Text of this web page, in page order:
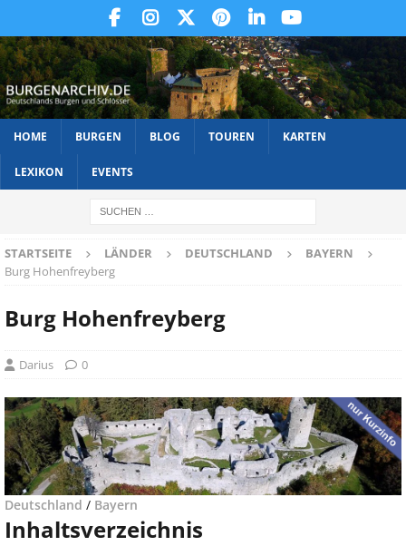
HOME BURGEN BLOG TOUREN KARTEN
LEXIKON EVENTS
STARTSEITE LÄNDER DEUTSCHLAND
BAYERN
Burg Hohenfreyberg
Burg Hohenfreyberg
Darius 0
Deutschland / Bayern
Inhaltsverzeichnis